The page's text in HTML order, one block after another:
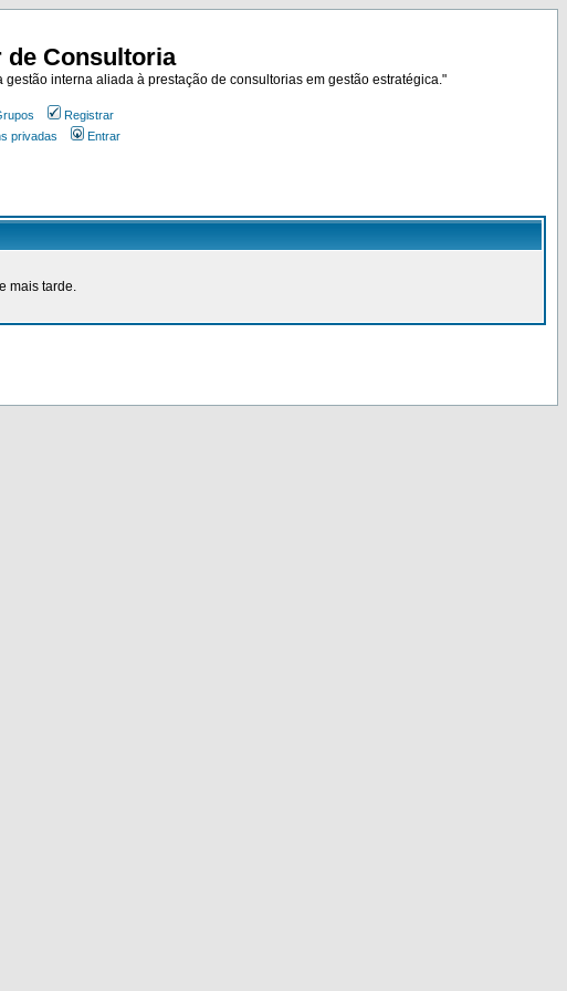
de Consultoria
interna aliada à prestação de consultorias em gestão estratégica."
Registrar
privadas Entrar
mais tarde.